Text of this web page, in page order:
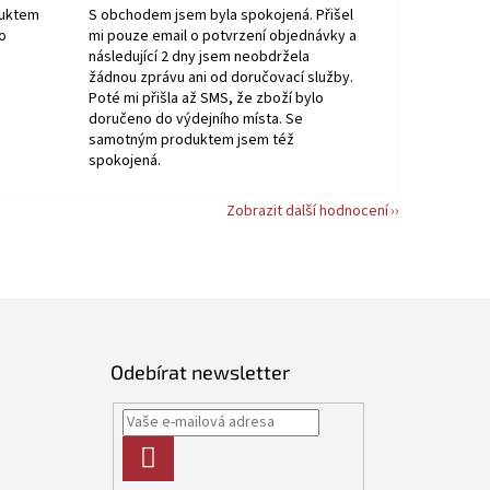
S obchodem jsem byla spokojená. Přišel
mi pouze email o potvrzení objednávky a
následující 2 dny jsem neobdržela
žádnou zprávu ani od doručovací služby.
Poté mi přišla až SMS, že zboží bylo
doručeno do výdejního místa. Se
samotným produktem jsem též
spokojená.
Zobrazit další hodnocení
Odebírat newsletter
SE